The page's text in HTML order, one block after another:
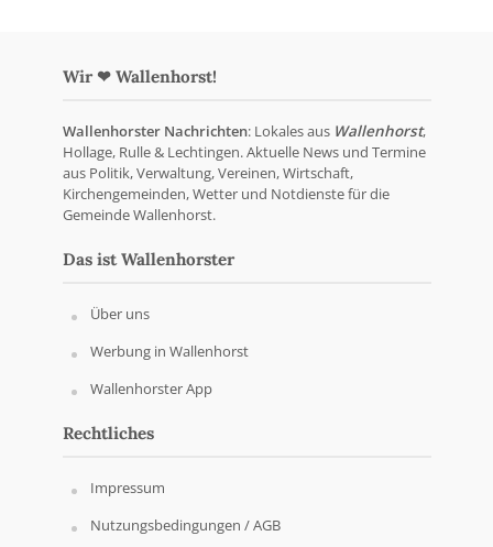
Wir ❤ Wallenhorst!
Wallenhorster Nachrichten: Lokales aus Wallenhorst,
Hollage, Rulle & Lechtingen. Aktuelle News und Termine
aus Politik, Verwaltung, Vereinen, Wirtschaft,
Kirchengemeinden, Wetter und Notdienste für die
Gemeinde Wallenhorst.
Das ist Wallenhorster
Über uns
Werbung in Wallenhorst
Wallenhorster App
Rechtliches
Impressum
Nutzungsbedingungen / AGB